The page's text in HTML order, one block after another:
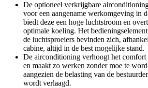
De optioneel verkrijgbare
voor een aangename werkomgeving in
biedt deze een hoge luchtstroom en
optimale koeling. Het
de luchtsproeiers bevinden zich,
cabine, altijd in de best mogelijke stand.
De airconditioning verhoogt het comfort
en maakt zo werken zonder moe te
aangezien de belasting van de
wordt verlaagd.